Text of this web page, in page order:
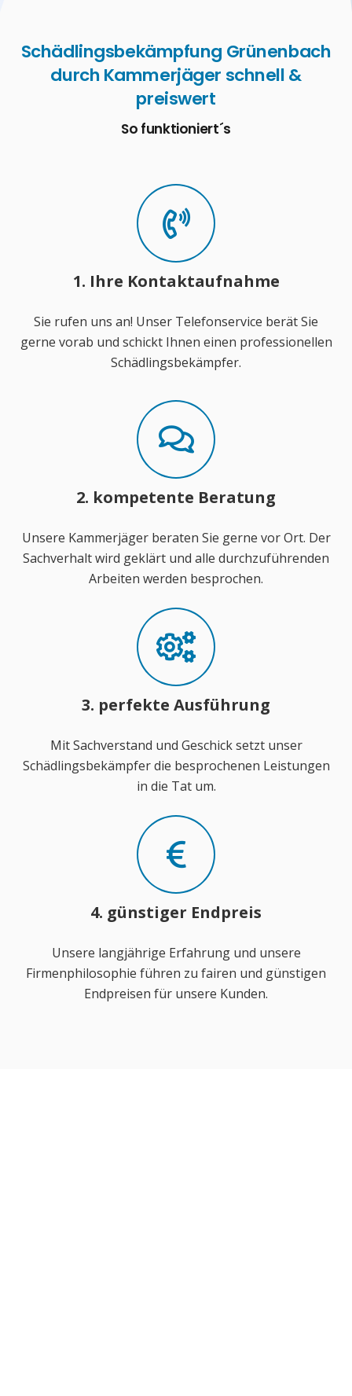
Schädlingsbekämpfung Grünenbach
durch Kammerjäger schnell &
preiswert
So funktioniert´s
1. Ihre Kontaktaufnahme
Sie rufen uns an! Unser Telefonservice berät Sie
gerne vorab und schickt Ihnen einen professionellen
Schädlingsbekämpfer.
2. kompetente Beratung
Unsere Kammerjäger beraten Sie gerne vor Ort. Der
Sachverhalt wird geklärt und alle durchzuführenden
Arbeiten werden besprochen.
3. perfekte Ausführung
Mit Sachverstand und Geschick setzt unser
Schädlingsbekämpfer die besprochenen Leistungen
in die Tat um.
4. günstiger Endpreis
Unsere langjährige Erfahrung und unsere
Firmenphilosophie führen zu fairen und günstigen
Endpreisen für unsere Kunden.